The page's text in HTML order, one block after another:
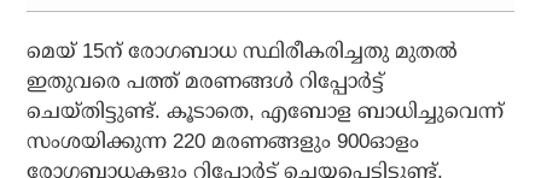
മെയ് 15ന് രോഗബാധ സ്ഥിരീകരിച്ചതു മുതല്‍
ഇതുവരെ പത്ത് മരണങ്ങള്‍ റിപ്പോര്‍ട്ട്
ചെയ്തിട്ടുണ്ട്. കൂടാതെ, എബോള ബാധിച്ചുവെന്ന്
സംശയിക്കുന്ന 220 മരണങ്ങളും 900ഓളം
രോഗബാധകളും റിപ്പോര്‍ട്ട് ചെയ്യപ്പെട്ടിട്ടുണ്ട്.